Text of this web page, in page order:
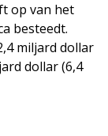
op van het
besteedt.
miljard dollar
dollar (6,4